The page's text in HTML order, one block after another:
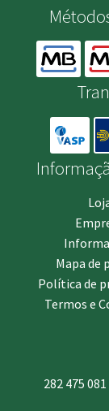
Mapa de
Política de
Termos e
282 475 081